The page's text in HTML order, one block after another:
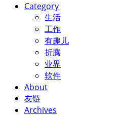
Category
生活
工作
有趣儿
折腾
业界
软件
About
友链
Archives